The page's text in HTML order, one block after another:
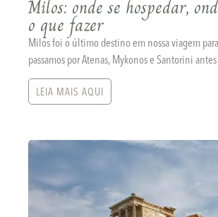
Milos: onde se hospedar,
o que fazer
Milos foi o último destino em nossa viagem
passamos por Atenas, Mykonos e Santorini
LEIA MAIS AQUI